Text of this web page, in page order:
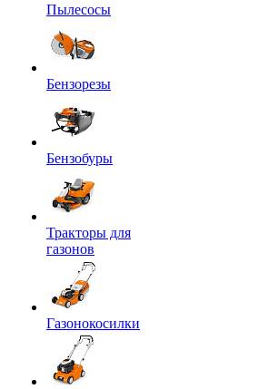
Пылесосы
Бензорезы
Бензобуры
Тракторы для
газонов
Газонокосилки